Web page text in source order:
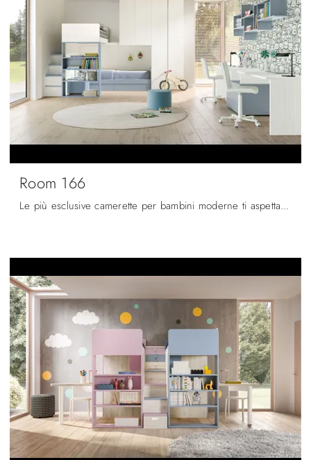
Room 166
Le più esclusive camerette per bambini moderne ti aspettano! Scopri il modello Room 166 di Zg Mobili.